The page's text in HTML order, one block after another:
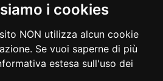
i cookies
NON utilizza alcun cookie
Se vuoi saperne di più
estesa sull'uso dei
040 3771111
trasparente
accessibilità
dichiarazione di
cambio preferenze cookie